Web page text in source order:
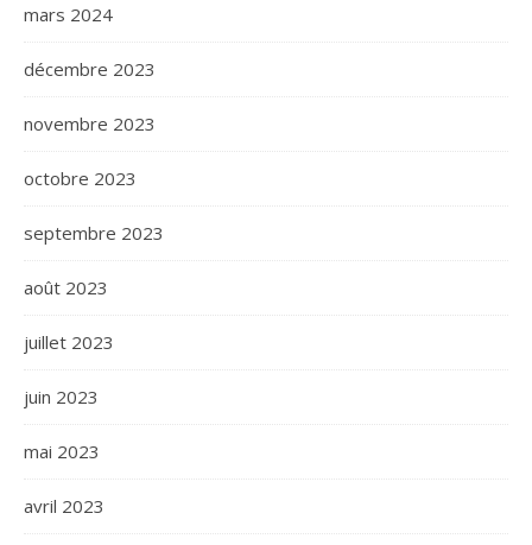
mars 2024
décembre 2023
novembre 2023
octobre 2023
septembre 2023
août 2023
juillet 2023
juin 2023
mai 2023
avril 2023